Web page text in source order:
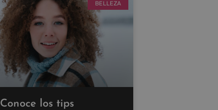
BELLEZA
Conoce los tips